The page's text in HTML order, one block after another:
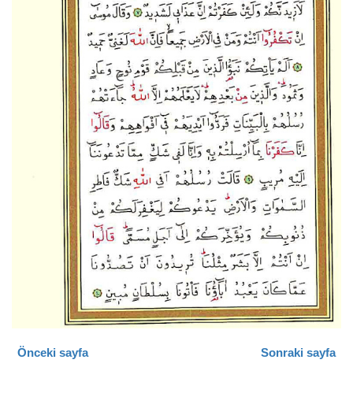
Önceki sayfa Sonraki sayfa